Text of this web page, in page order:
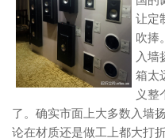
让定
吹捧
入墙
箱太
义整
了。确实市面上大多数入墙
论在材质还是做工上都大打